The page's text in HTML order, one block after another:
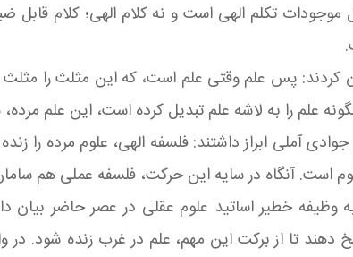
موجودات تکلم الهی است و نه کلام الهی؛ کلام
پس علم وقتی علم است، که این مثلث را مثلث
علم را به لاشه علم تبدیل کرده است، این
آملی ابراز داشتند: فلسفه الهی، علوم مرده
است. آنگاه در سایه این حرکت، فلسفه عملی هم
وظیفه خطیر اساتید علوم عقلی در عصر حاضر
دهند تا از برکت این مهم، علم در غرب زنده شود.